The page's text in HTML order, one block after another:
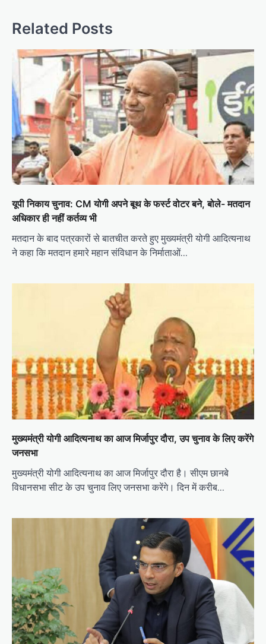
v
g
a
t
i
o
n
Related Posts
यूपी निकाय चुनाव: CM योगी अपने बूथ के फर्स्‍ट वोटर बने, बोले- मतदान
अधिकार ही नहीं कर्तव्‍य भी
मतदान के बाद पत्रकारों से बातचीत करते हुए मुख्यमंत्री योगी आदित्यनाथ
ने कहा कि मतदान हमारे महान संविधान के निर्माताओं…
मुख्यमंत्री योगी आदित्यनाथ का आज मिर्जापुर दौरा, उप चुनाव के लिए करेंगे
जनसभा
मुख्यमंत्री योगी आदित्यनाथ का आज मिर्जापुर दौरा है। सीएम छानबे
विधानसभा सीट के उप चुनाव लिए जनसभा करेंगे। दिन में करीब…